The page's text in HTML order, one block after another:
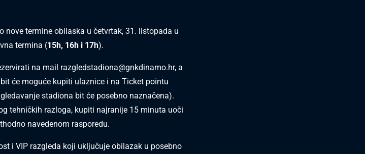
nove termine obilaska u četvrtak, 31. listopada u
termina (15h, 16h i 17h).
na mail razgledstadiona@gnkdinamo.hr, a
će moguće kupiti ulaznice i na Ticket pointu
stadiona bit će posebno naznačena).
tehničkih razloga, kupiti najranije 15 minuta uoči
navedenom rasporedu.
i VIP razgleda koji uključuje obilazak u posebno